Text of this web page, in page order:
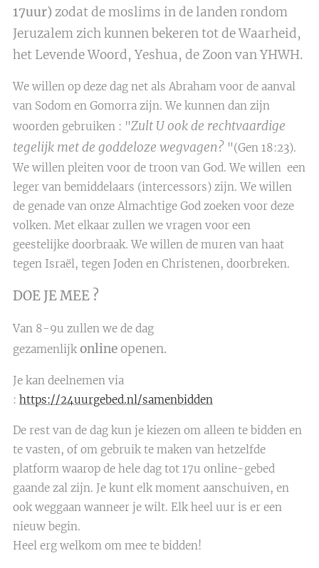
17uur)zodat de moslims in de landen rondom
Jeruzalem zich kunnen bekeren tot de Waarheid,
het Levende Woord, Yeshua, de Zoon van YHWH.
We willen op deze dag net als Abraham voor de aanval
van Sodom en Gomorra zijn. We kunnen dan zijn
woorden gebruiken : "Zult U ook de rechtvaardige
tegelijk met de goddeloze wegvagen? "(Gen 18:23).
We willen pleiten voor de troon van God. We willen een
leger van bemiddelaars (intercessors) zijn. We willen
de genade van onze Almachtige God zoeken voor deze
volken. Met elkaar zullen we vragen voor een
geestelijke doorbraak. We willen de muren van haat
tegen Israël, tegen Joden en Christenen, doorbreken.
DOE JE MEE ?
Van 8-9u zullen we de dag
gezamenlijk online openen.
Je kan deelnemen via
: https://24uurgebed.nl/samenbidden
De rest van de dag kun je kiezen om alleen te bidden en
te vasten, of om gebruik te maken van hetzelfde
platform waarop de hele dag tot 17u online-gebed
gaande zal zijn. Je kunt elk moment aanschuiven, en
ook weggaan wanneer je wilt. Elk heel uur is er een
nieuw begin.
Heel erg welkom om mee te bidden!